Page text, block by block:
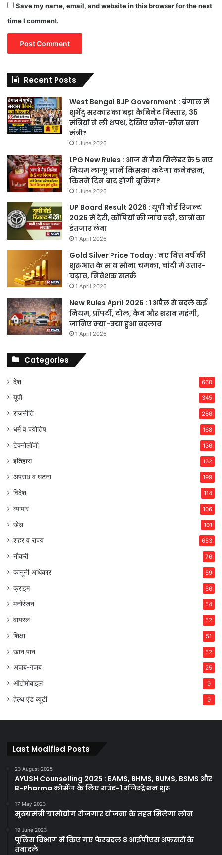
Save my name, email, and website in this browser for the next
time I comment.
Recent Posts
West Bengal BJP Government : बंगाल में
शुभेंदु सरकार का बड़ा कैबिनेट विस्तार, 35
मंत्रियों ने ली शपथ, देखिए कौन-कौन बना
मंत्री?
1 June 2026
LPG New Rules : आज से गैस सिलेंडर के 5 नए
नियम लागू! जानें किसका कटेगा कनेक्शन,
कितने दिन बाद होगी बुकिंग?
1 June 2026
UP Board Result 2026 : यूपी बोर्ड रिजल्ट
2026 में देरी, कॉपियों की जांच बढ़ी, छात्रों का
इंतजार लंबा
1 April 2026
Gold Silver Price Today : नए वित्त वर्ष की
शुरुआत के साथ सोना चमका, चांदी में उतार-
चढ़ाव, निवेशक सतर्क
1 April 2026
New Rules April 2026 : 1 अप्रैल से बदले कई
नियम, प्रॉपर्टी, टोल, कैब और शराब महंगी,
जानिए क्या-क्या हुआ बदलाव
1 April 2026
Categories
देश 660
यूपी 345
राजनीति 286
धर्म व ज्योतिष 168
टेक्नोलॉजी 136
इतिहास 132
अपराध व घटना 199
विदेश 114
व्यापार 106
खेल 101
शहर व राज्य 653
नौकरी 76
कानूनी अधिकार 59
क्राइम 56
मनोरंजन 54
वायरल 52
शिक्षा 51
खान पान 52
अजब-गजब 25
ऑटोमोबाइल 9
हेल्थ एंड ब्यूटी 9
Last Modified Posts
23 August 2025
AYUSH Counselling 2025 : BAMS, BHMS, BUMS, BSMS और
B-Pharma कोर्सेज के लिए राउंड-1 रजिस्ट्रेशन शुरू
17 May 2023
मुख्यमंत्री ग्रामोद्योग रोजगार योजना के तहत मिलेगा लोन
19 June 2023
पुलिस विभाग में किए गए फेरबदल 8 आईपीएस अफसरों के
तबादले